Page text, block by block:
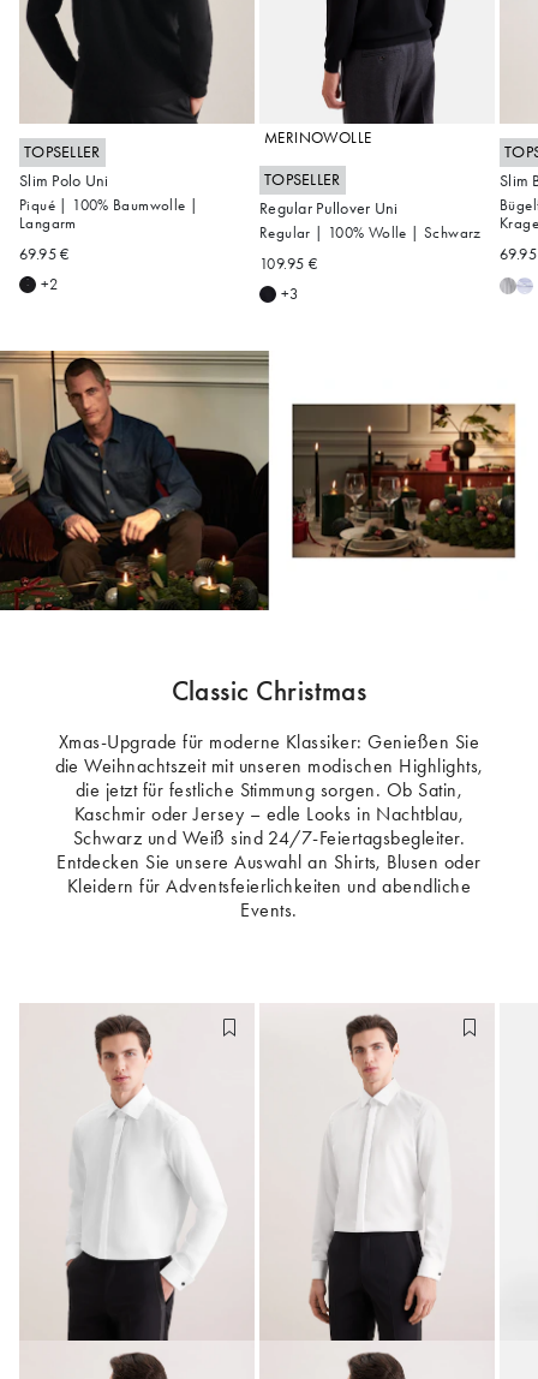
S M
TOPSELLER
Slim Polo Uni
Piqué | 100% Baumwolle |
Langarm
69.95 €
+2
S M L XL
MERINOWOLLE
TOPSELLER
Regular Pullover Uni
Regular | 100% Wolle | Schwarz
109.95 €
+3
Slim
Classic Christmas
Xmas-Upgrade für moderne Klassiker: Genießen Sie
die Weihnachtszeit mit unseren modischen Highlights,
die jetzt für festliche Stimmung sorgen. Ob Satin,
Kaschmir oder Jersey – edle Looks in Nachtblau,
Schwarz und Weiß sind 24/7-Feiertagsbegleiter.
Entdecken Sie unsere Auswahl an Shirts, Blusen oder
Kleidern für Adventsfeierlichkeiten und abendliche
Events.